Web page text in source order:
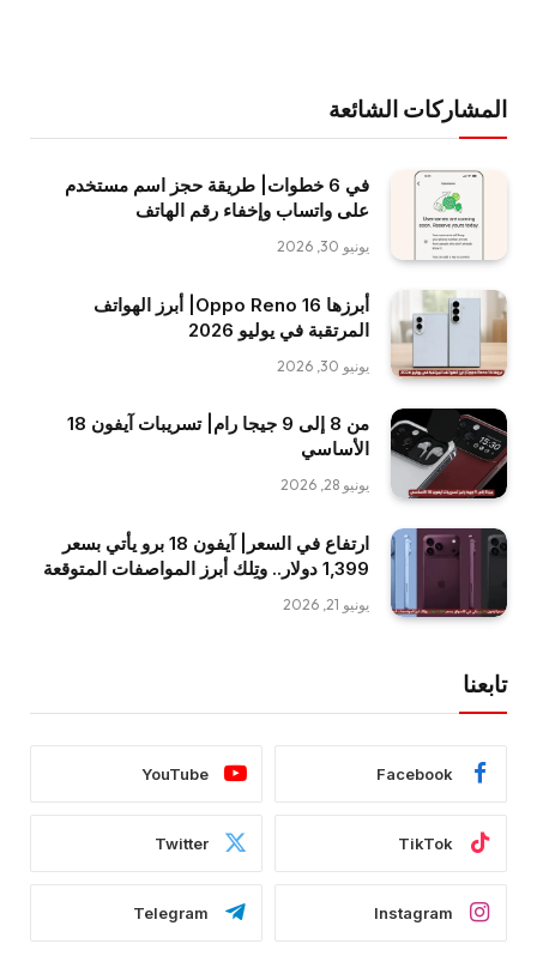
المشاركات الشائعة
في 6 خطوات| طريقة حجز اسم مستخدم
على واتساب وإخفاء رقم الهاتف
يونيو 30, 2026
أبرزها Oppo Reno 16| أبرز الهواتف
المرتقبة في يوليو 2026
يونيو 30, 2026
من 8 إلى 9 جيجا رام| تسريبات آيفون 18
الأساسي
يونيو 28, 2026
ارتفاع في السعر| آيفون 18 برو يأتي بسعر
1,399 دولار.. وتِلك أبرز المواصفات المتوقعة
يونيو 21, 2026
تابعنا
Facebook
YouTube
TikTok
Twitter
Instagram
Telegram